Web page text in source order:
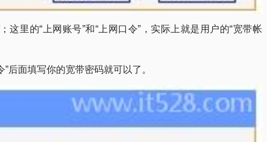
里的“上网账号”和“上网口令”，实际上就是用户的“宽带帐
后面填写你的宽带密码就可以了。